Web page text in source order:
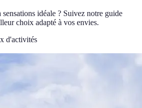
idéale ? Suivez notre guide
choix adapté à vos envies.
d'activités